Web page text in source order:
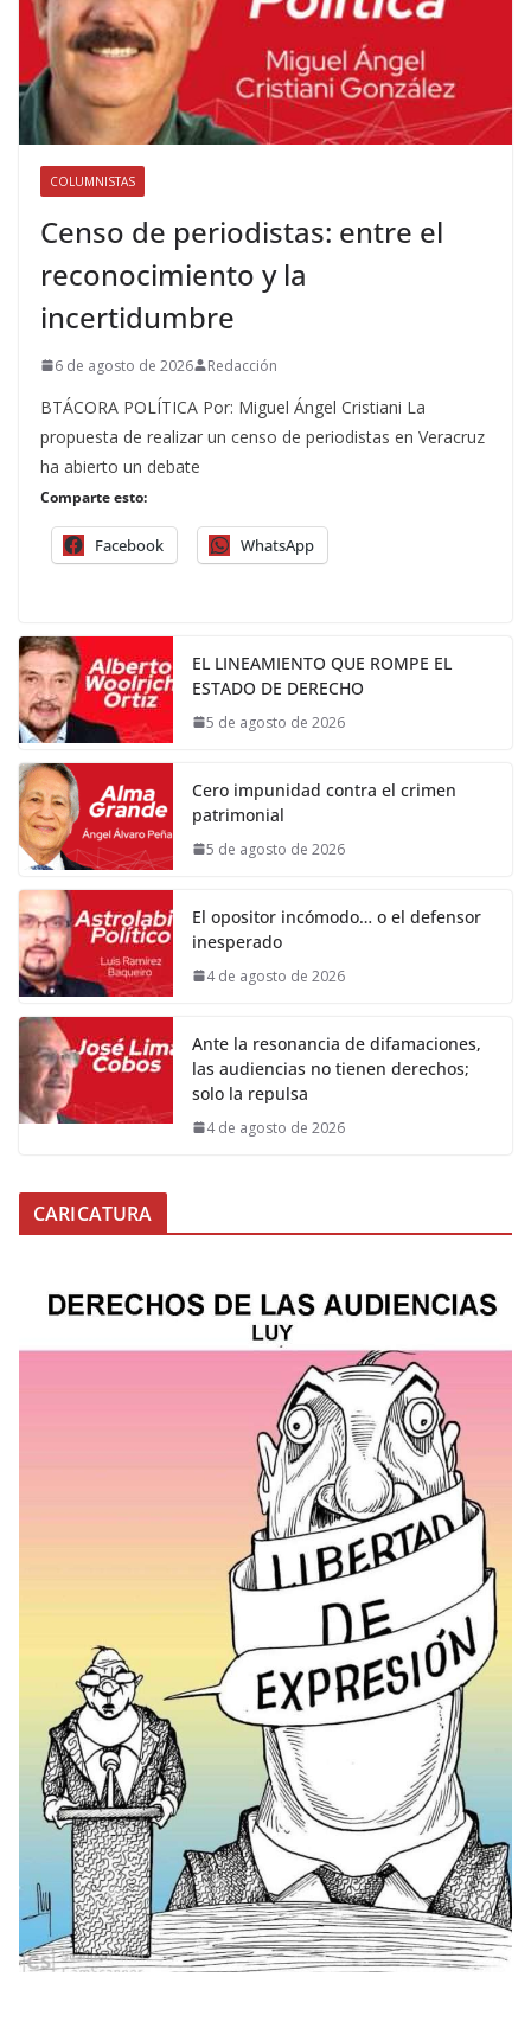
COLUMNISTAS
Censo de periodistas: entre el
reconocimiento y la
incertidumbre
6 de agosto de 2026 Redacción
BTÁCORA POLÍTICA Por: Miguel Ángel Cristiani La
propuesta de realizar un censo de periodistas en Veracruz
ha abierto un debate
Comparte esto:
Facebook WhatsApp
EL LINEAMIENTO QUE ROMPE EL
ESTADO DE DERECHO
5 de agosto de 2026
Cero impunidad contra el crimen
patrimonial
5 de agosto de 2026
El opositor incómodo… o el defensor
inesperado
4 de agosto de 2026
Ante la resonancia de difamaciones,
las audiencias no tienen derechos;
solo la repulsa
4 de agosto de 2026
CARICATURA